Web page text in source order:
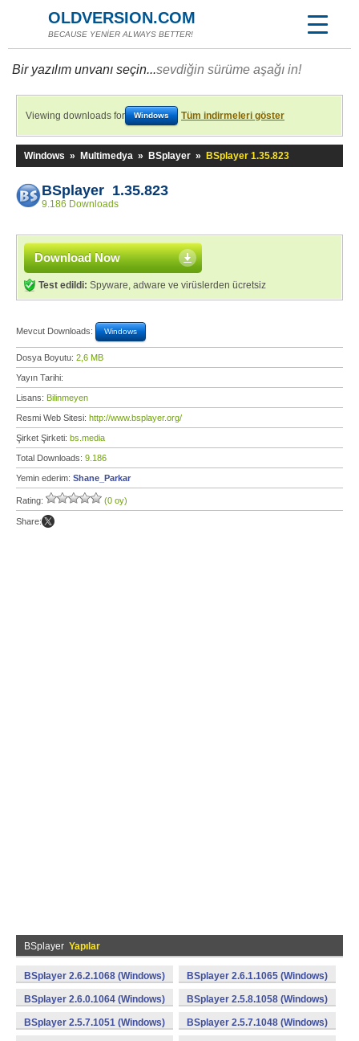
OLDVERSION.COM
BECAUSE YENİER ALWAYS BETTER!
Bir yazılım unvanı seçin...sevdiğin sürüme aşağı in!
Viewing downloads for Windows Tüm indirmeleri göster
Windows » Multimedya » BSplayer » BSplayer 1.35.823
BSplayer 1.35.823
9.186 Downloads
Download Now
Test edildi: Spyware, adware ve virüslerden ücretsiz
Mevcut Downloads: Windows
Dosya Boyutu: 2,6 MB
Yayın Tarihi:
Lisans: Bilinmeyen
Resmi Web Sitesi: http://www.bsplayer.org/
Şirket Şirketi: bs.media
Total Downloads: 9.186
Yemin ederim: Shane_Parkar
Rating: (0 oy)
Share:
BSplayer Yapılar
BSplayer 2.6.2.1068 (Windows) BSplayer 2.6.1.1065 (Windows)
BSplayer 2.6.0.1064 (Windows) BSplayer 2.5.8.1058 (Windows)
BSplayer 2.5.7.1051 (Windows) BSplayer 2.5.7.1048 (Windows)